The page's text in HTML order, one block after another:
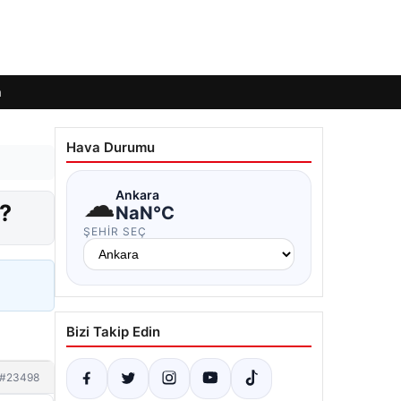
#23498
Hava Durumu
☁Ankara
NaN°C
ŞEHIR SEÇ
Bizi Takip Edin